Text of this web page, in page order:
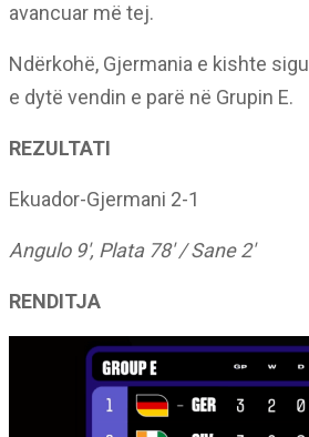
avancuar më tej.
Ndërkohë, Gjermania e kishte
e dytë vendin e parë në Grupin E.
REZULTATI
Ekuador-Gjermani 2-1
Angulo 9′, Plata 78′ / Sane 2′
RENDITJA